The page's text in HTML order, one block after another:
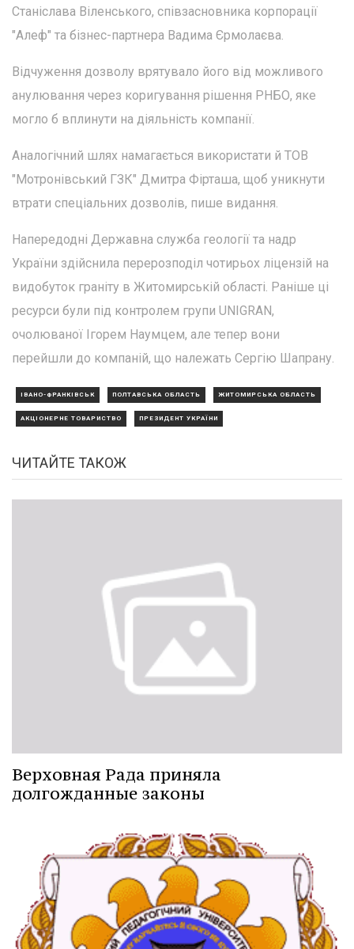
Станіслава Віленського, співзасновника корпорації
"Алеф" та бізнес-партнера Вадима Єрмолаєва.
Відчуження дозволу врятувало його від можливого
анулювання через коригування рішення РНБО, яке
могло б вплинути на діяльність компанії.
Аналогічний шлях намагається використати й ТОВ
"Мотронівський ГЗК" Дмитра Фірташа, щоб уникнути
втрати спеціальних дозволів, пише видання.
Напередодні Державна служба геології та надр
України здійснила перерозподіл чотирьох ліцензій на
видобуток граніту в Житомирській області. Раніше ці
ресурси були під контролем групи UNIGRAN,
очолюваної Ігорем Наумцем, але тепер вони
перейшли до компаній, що належать Сергію Шапрану.
ІВАНО-ФРАНКІВСЬК ПОЛТАВСЬКА ОБЛАСТЬ ЖИТОМИРСЬКА ОБЛАСТЬ
АКЦІОНЕРНЕ ТОВАРИСТВО ПРЕЗИДЕНТ УКРАЇНИ
ЧИТАЙТЕ ТАКОЖ
Верховная Рада приняла
долгожданные законы